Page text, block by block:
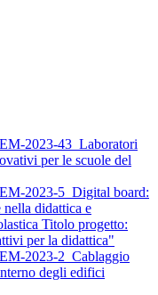
2023-43_Laboratori
per le scuole del
2023-5_Digital board:
didattica e
Titolo progetto:
per la didattica"
2023-2_Cablaggio
degli edifici